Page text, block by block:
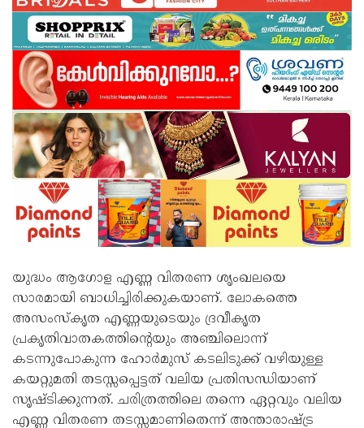
യുദ്ധം ആഗോള എണ്ണ വിതരണ ശൃംഖലയെ
സാരമായി ബാധിച്ചിരിക്കുകയാണ്. ലോകത്തെ
അസംസ്‌കൃത എണ്ണയുടെയും ദ്രവീകൃത
പ്രകൃതിവാതകത്തിന്റെയും അഞ്ചിലൊന്ന്
കടന്നുപോകുന്ന ഹോർമുസ് കടലിടുക്ക് വഴിയുള്ള
കയറ്റുമതി തടസ്സപ്പെട്ടത് വലിയ പ്രതിസന്ധിയാണ്
സൃഷ്ടിക്കുന്നത്. ചരിത്രത്തിലെ തന്നെ ഏറ്റവും വലിയ
എണ്ണ വിതരണ തടസ്സമാണിതെന്ന് അന്താരാഷ്ട്ര